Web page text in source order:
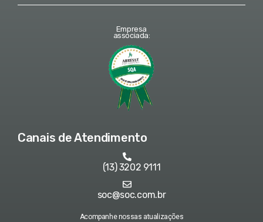
Empresa
associada:
Canais de Atendimento
(13) 3202 9111
soc@soc.com.br
Acompanhe nossas atualizações